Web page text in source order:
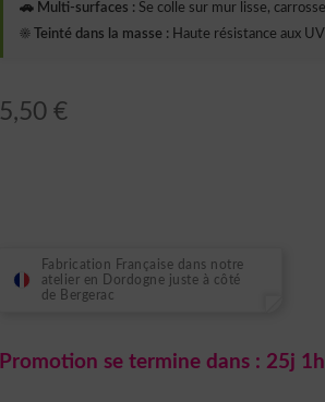
🚗 Multi-surfaces : Se colle sur mur lisse,
☀️ Teinté dans la masse : Haute résistance aux
5,50 €
Fabrication Française dans notre
atelier en Dordogne juste à côté
de Bergerac
Promotion se termine dans : 25j